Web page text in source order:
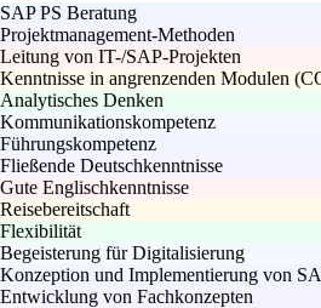
SAP PS Beratung
Projektmanagement-Methoden
Leitung von IT-/SAP-Projekten
Kenntnisse in angrenzenden Modulen
Analytisches Denken
Kommunikationskompetenz
Führungskompetenz
Fließende Deutschkenntnisse
Gute Englischkenntnisse
Reisebereitschaft
Flexibilität
Begeisterung für Digitalisierung
Konzeption und Implementierung von
Entwicklung von Fachkonzepten